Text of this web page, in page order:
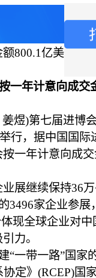
800.1亿美元
一年计意向成交
煜)第七届进博
行，据中国国际
一年计意向成
展继续保持36万
3496家企业参展
现全球企业对中
力。
一带一路”国家
定》(RCEP)国